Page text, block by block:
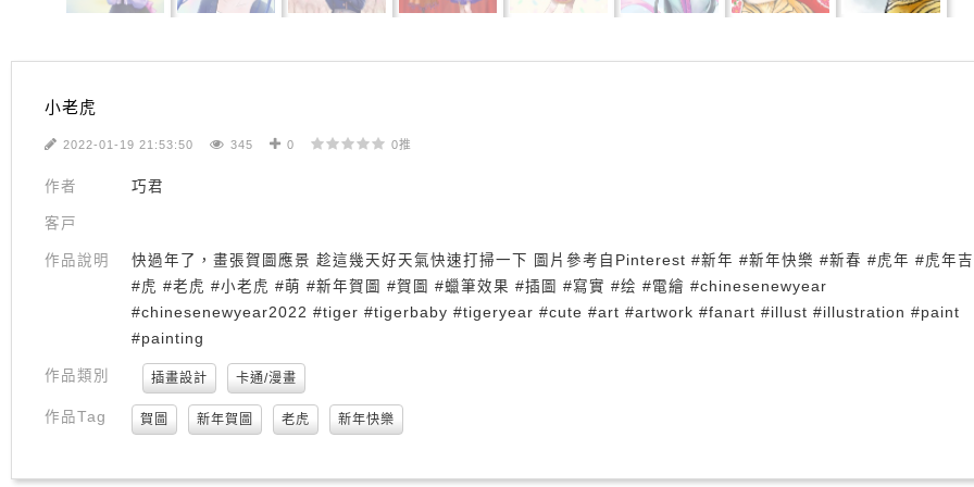
小老虎
2022-01-19 21:53:50 345 0 0推
作者 巧君
客戸
作品說明
快過年了，畫張賀圖應景 趁這幾天好天氣快速打掃一下 圖片參考自Pinterest #新年 #新年快樂 #新春 #虎年 #虎年
#虎 #老虎 #小老虎 #萌 #新年賀圖 #賀圖 #蠟筆效果 #插圖 #寫實 #绘 #電繪 #chinesenewyear
#chinesenewyear2022 #tiger #tigerbaby #tigeryear #cute #art #artwork #fanart #illust #illustration #paint
#painting
作品類別 插畫設計 卡通/漫畫
作品Tag 賀圖 新年賀圖 老虎 新年快樂